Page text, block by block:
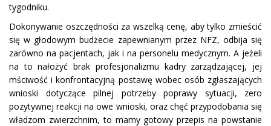
tygodniku.
Dokonywanie oszczędności za wszelką cenę, aby tylko zmieścić
się w głodowym budżecie zapewnianym przez NFZ, odbija się
zarówno na pacjentach, jak i na personelu medycznym. A jeżeli
na to nałożyć brak profesjonalizmu kadry zarządzającej, jej
mściwość i konfrontacyjną postawę wobec osób zgłaszających
wnioski dotyczące pilnej potrzeby poprawy sytuacji, zero
pozytywnej reakcji na owe wnioski, oraz chęć przypodobania się
władzom zwierzchnim, to mamy gotowy przepis na powstanie